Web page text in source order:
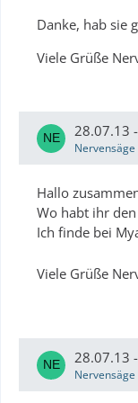
Danke, hab sie
Viele Grüße
28.07.13
Nervensäge
Hallo
Wo habt ihr
Ich finde bei
Viele Grüße
28.07.13
Nervensäge